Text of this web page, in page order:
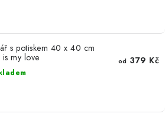
s potiskem 40 x 40 cm
is my love
od 379 Kč